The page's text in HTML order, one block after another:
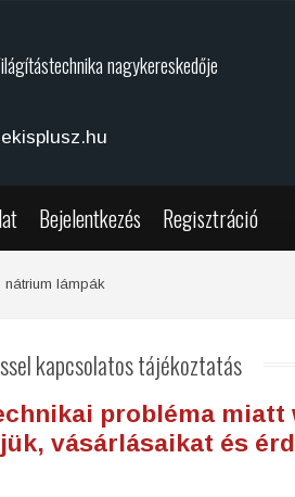
nagykereskedője
Bejelentkezés Regisztráció
nátrium lámpák
kapcsolatos tájékoztatás
probléma
vásárlásaikat és